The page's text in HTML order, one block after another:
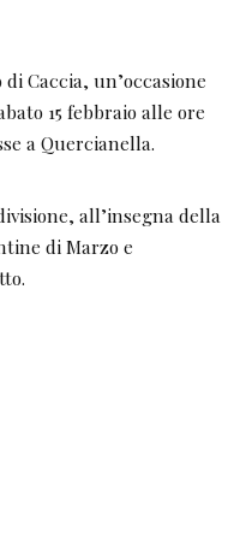
Caccia, un’occasione
15 febbraio alle ore
a Quercianella.
all’insegna della
di Marzo e